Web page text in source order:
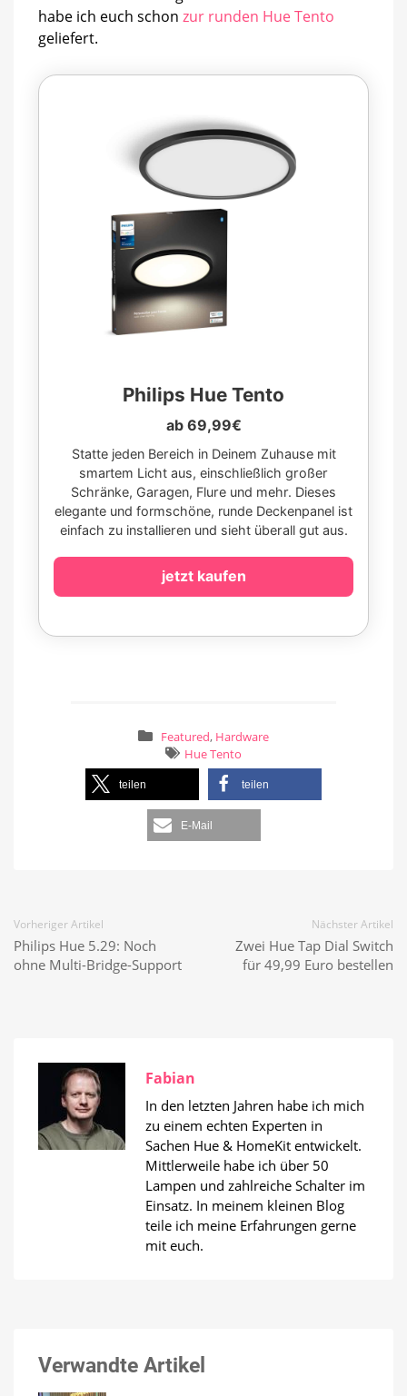
habe ich euch schon zur runden Hue Tento
geliefert.
Philips Hue Tento
ab 69,99€
Statte jeden Bereich in Deinem Zuhause mit
smartem Licht aus, einschließlich großer
Schränke, Garagen, Flure und mehr. Dieses
elegante und formschöne, runde Deckenpanel ist
einfach zu installieren und sieht überall gut aus.
jetzt kaufen
Featured, Hardware
Hue Tento
teilen teilen
E-Mail
Vorheriger Artikel
Philips Hue 5.29: Noch
ohne Multi-Bridge-Support
Nächster Artikel
Zwei Hue Tap Dial Switch
für 49,99 Euro bestellen
Fabian
In den letzten Jahren habe ich mich
zu einem echten Experten in
Sachen Hue & HomeKit entwickelt.
Mittlerweile habe ich über 50
Lampen und zahlreiche Schalter im
Einsatz. In meinem kleinen Blog
teile ich meine Erfahrungen gerne
mit euch.
Verwandte Artikel